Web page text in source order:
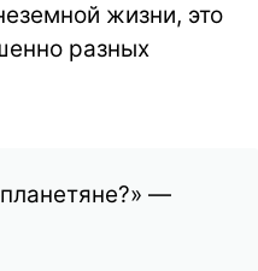
жизни, это
разных
—